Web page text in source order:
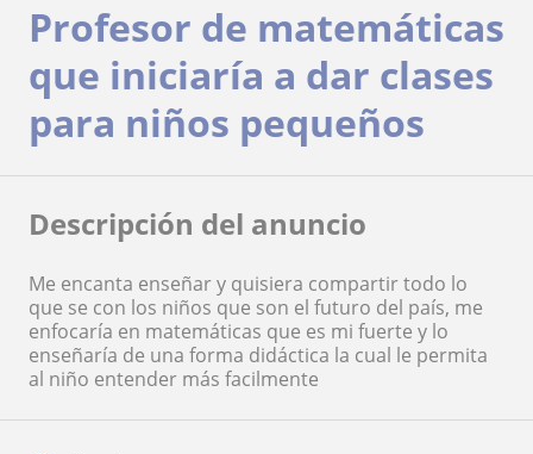
Profesor de matemáticas
que iniciaría a dar clases
para niños pequeños
Descripción del anuncio
Me encanta enseñar y quisiera compartir todo lo
que se con los niños que son el futuro del país, me
enfocaría en matemáticas que es mi fuerte y lo
enseñaría de una forma didáctica la cual le permita
al niño entender más facilmente